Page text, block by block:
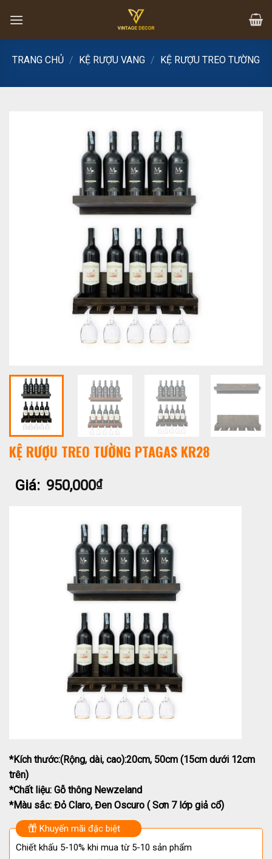
content
TRANG CHỦ / KỆ RƯỢU VANG / KỆ RƯỢU TREO TƯỜNG
KỆ RƯỢU TREO TƯỜNG PTAGAS KR28
Giá: 950,000₫
*Kích thước:(Rộng, dài, cao):20cm, 50cm (15cm dưới 12cm
trên)
*Chất liệu: Gỗ thông Newzeland
*Màu sắc: Đỏ Claro, Đen Oscuro ( Sơn 7 lớp giả cổ)
Khuyến mãi đặc biệt
Chiết khấu 5-10% khi mua từ 5-10 sản phẩm